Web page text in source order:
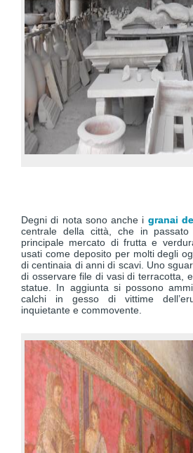
Degni di nota sono anche i granai
centrale della città, che in passato
principale mercato di frutta e
usati come deposito per molti degli
di centinaia di anni di scavi. Uno
di osservare file di vasi di terracotta,
statue. In aggiunta si possono
calchi in gesso di vittime
inquietante e commovente.